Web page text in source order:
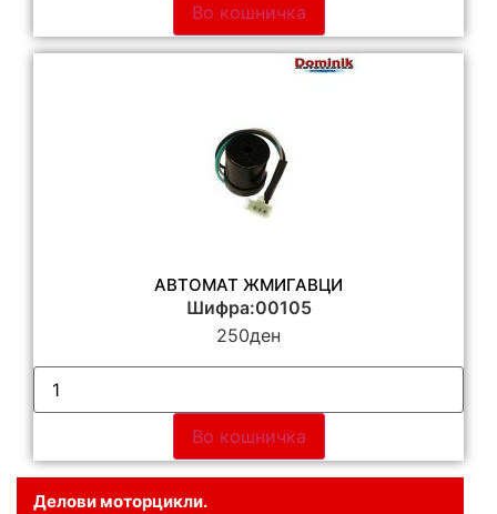
Делови моторцикли.
Во кошничка
АВТОМАТ ЖМИГАВЦИ
Шифра:00105
250ден
Во кошничка